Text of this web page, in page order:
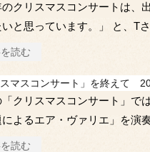
のクリスマスコンサートは、
と思っています。」 と、Tさ
読む
スマスコンサート」を終えて
「クリスマスコンサート」
よるエア・ヴァリエ」を演
読む